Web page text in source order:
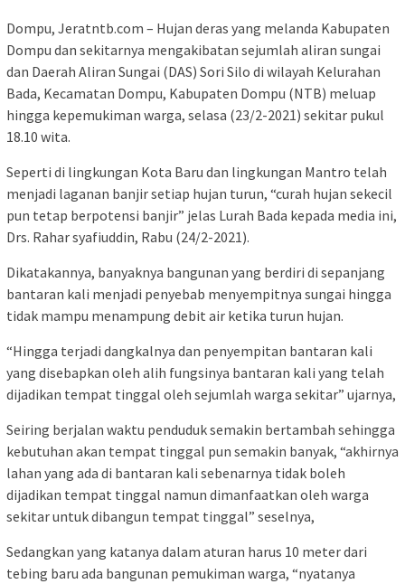
Dompu, Jeratntb.com – Hujan deras yang melanda Kabupaten
Dompu dan sekitarnya mengakibatan sejumlah aliran sungai
dan Daerah Aliran Sungai (DAS) Sori Silo di wilayah Kelurahan
Bada, Kecamatan Dompu, Kabupaten Dompu (NTB) meluap
hingga kepemukiman warga, selasa (23/2-2021) sekitar pukul
18.10 wita.
Seperti di lingkungan Kota Baru dan lingkungan Mantro telah
menjadi laganan banjir setiap hujan turun, “curah hujan sekecil
pun tetap berpotensi banjir” jelas Lurah Bada kepada media ini,
Drs. Rahar syafiuddin, Rabu (24/2-2021).
Dikatakannya, banyaknya bangunan yang berdiri di sepanjang
bantaran kali menjadi penyebab menyempitnya sungai hingga
tidak mampu menampung debit air ketika turun hujan.
“Hingga terjadi dangkalnya dan penyempitan bantaran kali
yang disebapkan oleh alih fungsinya bantaran kali yang telah
dijadikan tempat tinggal oleh sejumlah warga sekitar” ujarnya,
Seiring berjalan waktu penduduk semakin bertambah sehingga
kebutuhan akan tempat tinggal pun semakin banyak, “akhirnya
lahan yang ada di bantaran kali sebenarnya tidak boleh
dijadikan tempat tinggal namun dimanfaatkan oleh warga
sekitar untuk dibangun tempat tinggal” seselnya,
Sedangkan yang katanya dalam aturan harus 10 meter dari
tebing baru ada bangunan pemukiman warga, “nyatanya